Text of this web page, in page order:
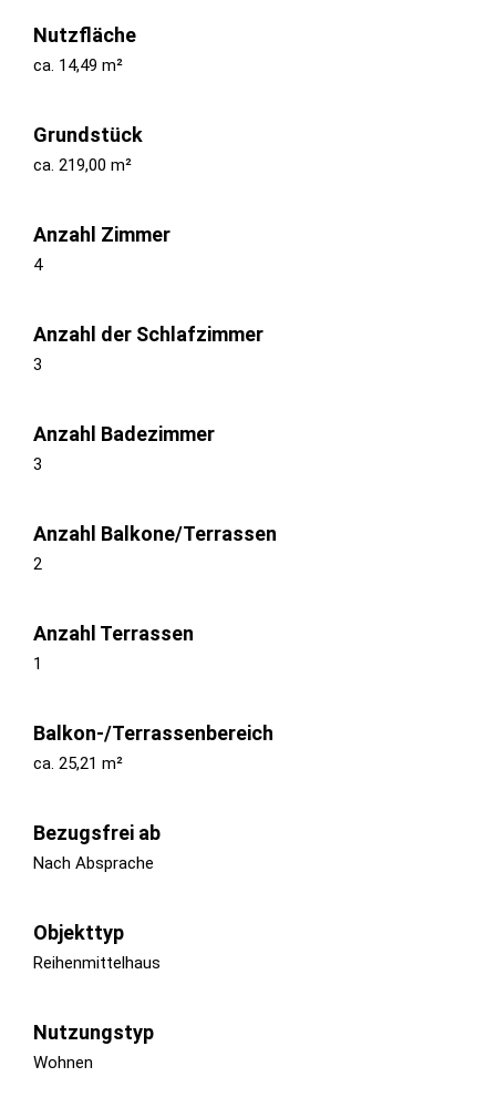
Nutzfläche
ca. 14,49 m²
Grundstück
ca. 219,00 m²
Anzahl Zimmer
4
Anzahl der Schlafzimmer
3
Anzahl Badezimmer
3
Anzahl Balkone/Terrassen
2
Anzahl Terrassen
1
Balkon-/Terrassenbereich
ca. 25,21 m²
Bezugsfrei ab
Nach Absprache
Objekttyp
Reihenmittelhaus
Nutzungstyp
Wohnen